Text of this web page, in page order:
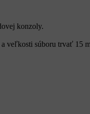
konzoly.
veľkosti súboru trvať 15